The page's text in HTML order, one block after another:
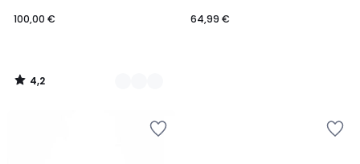
100,00 €
4,2
/
64,99 €